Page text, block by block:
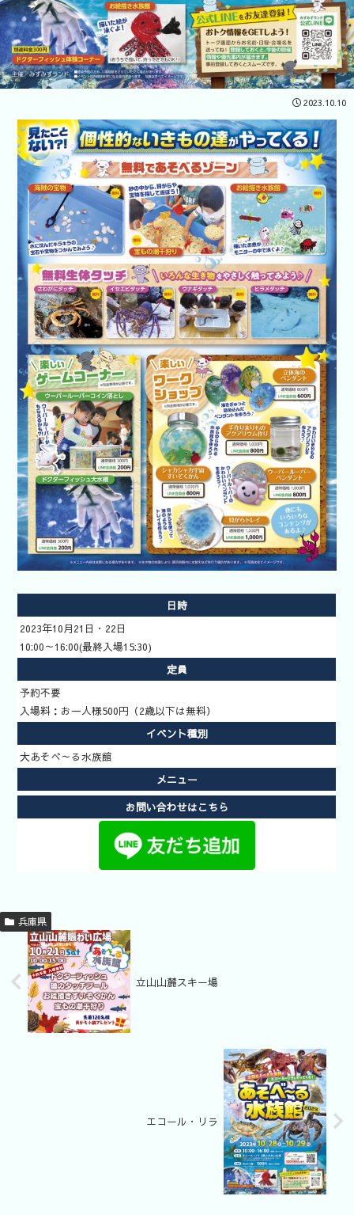
開催企業向
けはコチラ
あそべ～る
水族館
いきもの道
場
新着イベン
ト
イベント検
索
いきもの道
場予約方法
2023.10.10
日時
2023年10月21日・22日
10:00～16:00(最終入場15:30)
定員
予約不要
入場料：お一人様500円（2歳以下は無料）
イベント種別
大あそべ～る水族館
メニュー
お問い合わせはこちら
兵庫県
立山山麓スキー場
エコール・リラ